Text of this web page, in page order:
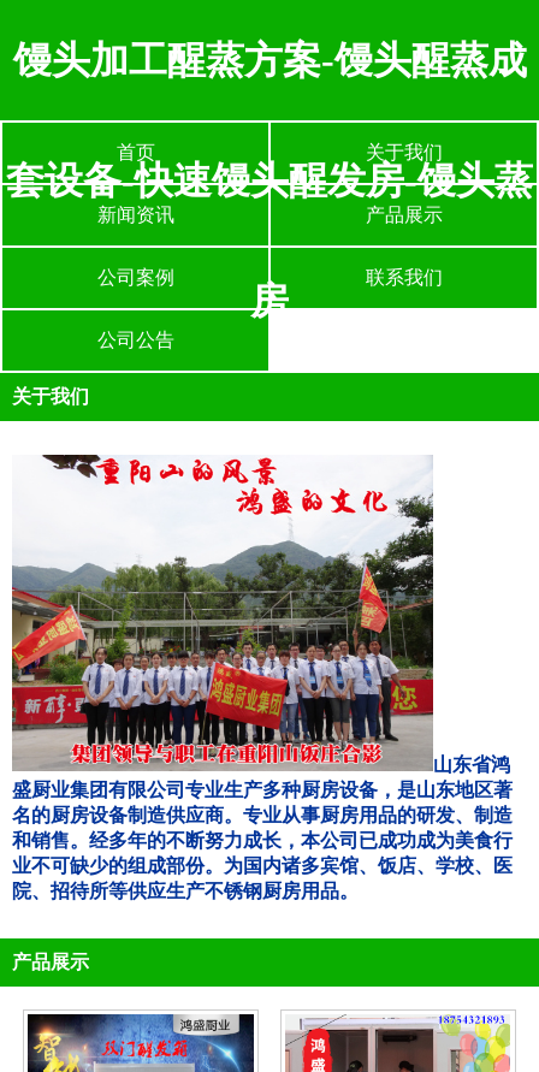
馒头加工醒蒸方案-馒头醒蒸成
套设备-快速馒头醒发房-馒头蒸
房
首页 关于我们
新闻资讯 产品展示
公司案例 联系我们
公司公告
关于我们
山东省鸿
盛厨业集团有限公司专业生产多种厨房设备，是山东地区著
名的厨房设备制造供应商。专业从事厨房用品的研发、制造
和销售。经多年的不断努力成长，本公司已成功成为美食行
业不可缺少的组成部份。为国内诸多宾馆、饭店、学校、医
院、招待所等供应生产不锈钢厨房用品。
产品展示